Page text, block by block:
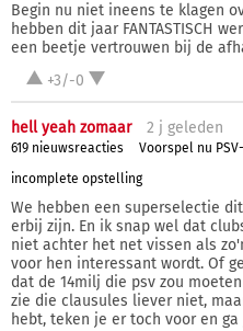
Begin nu niet ineens te klagen
hebben dit jaar FANTASTISCH
een beetje vertrouwen bij de
+3/-0
hell yeah zomaar 2 j geleden
619 nieuwsreacties
Voorspel nu
incomplete opstelling
We hebben een superselectie
erbij zijn. En ik snap wel dat
niet achter het net vissen als
voor hen interessant wordt. Of
dat de 14milj die psv zou
zie die clausules liever niet,
hebt, teken je er toch voor en